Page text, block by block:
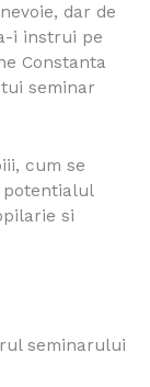
dar de
i instrui pe
Constanta
seminar
cum se
potentialul
si
seminarului